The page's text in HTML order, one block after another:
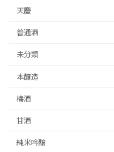
天慶
普通酒
未分類
本醸造
梅酒
甘酒
純米吟醸